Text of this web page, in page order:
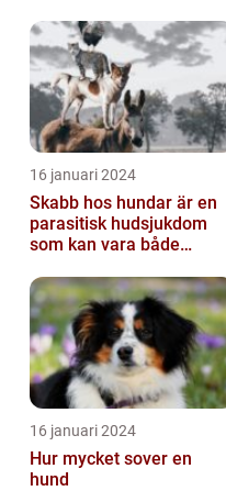
16 januari 2024
Skabb hos hundar är en
parasitisk hudsjukdom
som kan vara både
för våra fy...
16 januari 2024
Hur mycket sover en
hund